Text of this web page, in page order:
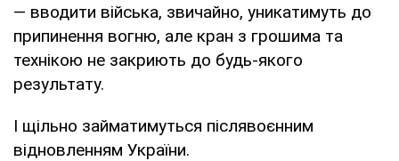
— вводити війська, звичайно, уникатимуть до
припинення вогню, але кран з грошима та
технікою не закриють до будь-якого
результату.
І щільно займатимуться післявоєнним
відновленням України.